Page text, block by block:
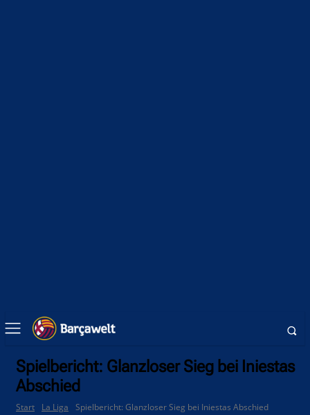
Spielbericht: Glanzloser Sieg bei Iniestas
Abschied
Start La Liga Spielbericht: Glanzloser Sieg bei Iniestas Abschied